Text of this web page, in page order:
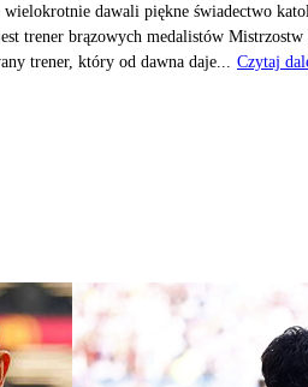
wielokrotnie dawali piękne świadectwo
trener brązowych medalistów Mistrzostw
trener, który od dawna daje...
Czytaj